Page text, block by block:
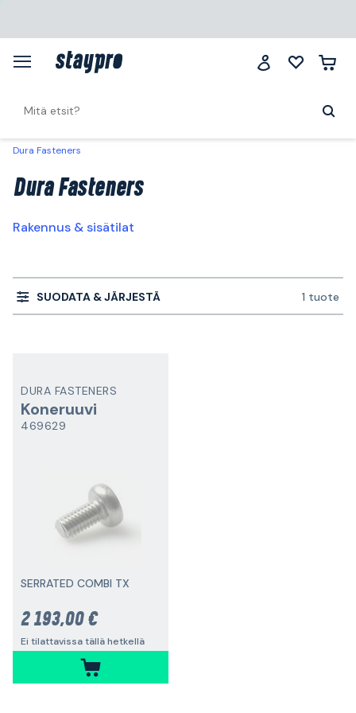
Dura Fasteners
Dura Fasteners
Rakennus & sisätilat
SUODATA & JÄRJESTÄ 1 tuote
DURA FASTENERS
Koneruuvi
469629
SERRATED COMBI TX
2 193,00 €
Ei tilattavissa tällä hetkellä